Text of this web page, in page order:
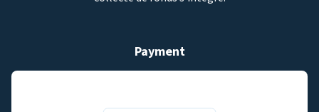
Payment